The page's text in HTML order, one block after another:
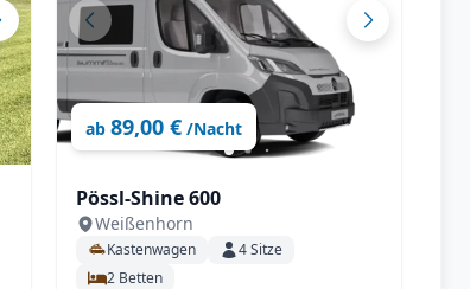
ab 89,00 € /Nacht
Pössl-Shine 600
Weißenhorn
Kastenwagen 4 Sitze
2 Betten